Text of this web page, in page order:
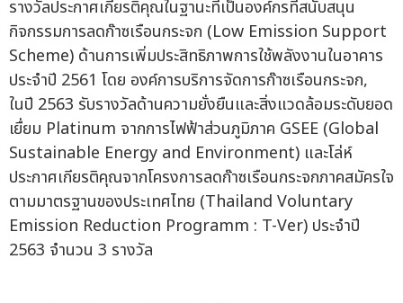
รางวัลประกาศเกียรติคุณในฐานะที่เป็นองค์กรที่สนับสนุน
กิจกรรมการลดก๊าซเรือนกระจก (Low Emission Support
Scheme) ด้านการเพิ่มประสิทธิภาพการใช้พลังงานในอาคาร
ประจำปี 2561 โดย องค์การบริการจัดการก๊าซเรือนกระจก,
ในปี 2563 รับรางวัลด้านความยั่งยืนและสิ่งแวดล้อมระดับยอด
เยื่ยม Platinum จากการไฟฟ้าส่วนภูมิภาค GSEE (Global
Sustainable Energy and Environment) และโล่ห์
ประกาศเกียรติคุณจากโครงการลดก๊าซเรือนกระจกภาคสมัครใจ
ตามมาตรฐานของประเทศไทย (Thailand Voluntary
Emission Reduction Programm : T-Ver) ประจำปี
2563 จำนวน 3 รางวัล